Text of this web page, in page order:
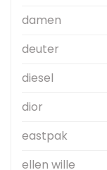
damen
deuter
diesel
dior
eastpak
ellen wille